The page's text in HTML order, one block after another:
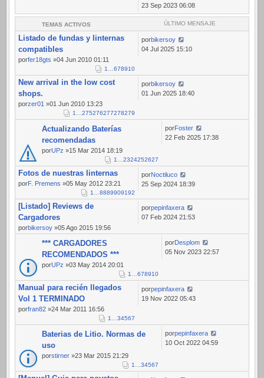
Ver
último
mensaje
23 Sep 2023 06:08
TEMAS ACTIVOS ÚLTIMO MENSAJE
Listado de fundas y linternas
compatibles
porfer18gts »04 Jun 2010 01:11
1 678910
porbikersoy
04 Jul 2025 15:10
New arrival in the low cost
shops.
porzer01 »01 Jun 2010 13:23
1 275276277278279
porbikersoy
01 Jun 2025 18:40
Actualizando Baterías
recomendadas
porUPz »15 Mar 2014 18:19
1 2324252627
porFoster
22 Feb 2025 17:38
Fotos de nuestras linternas
porF. Premens »05 May 2012 23:21
1 8889909192
porNoctiluco
25 Sep 2024 18:39
[Listado] Reviews de
Cargadores
porbikersoy »05 Ago 2015 19:56
porpepinfaxera
07 Feb 2024 21:53
*** CARGADORES
RECOMENDADOS ***
porUPz »03 May 2014 20:01
1 678910
porDesplom
05 Nov 2023 22:57
Manual para recién llegados
Vol 1 TERMINADO
porfran82 »24 Mar 2011 16:56
1 34567
porpepinfaxera
19 Nov 2022 05:43
Baterias de Litio. Normas de
uso
porstirner »23 Mar 2015 21:29
1 34567
porpepinfaxera
10 Oct 2022 04:59